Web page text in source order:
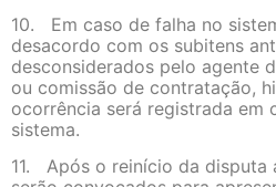
10. Em caso de falha no
desacordo com os subitens
desconsiderados pelo agente
ou comissão de contratação,
ocorrência será registrada em
sistema.
11. Após o reinício da disputa